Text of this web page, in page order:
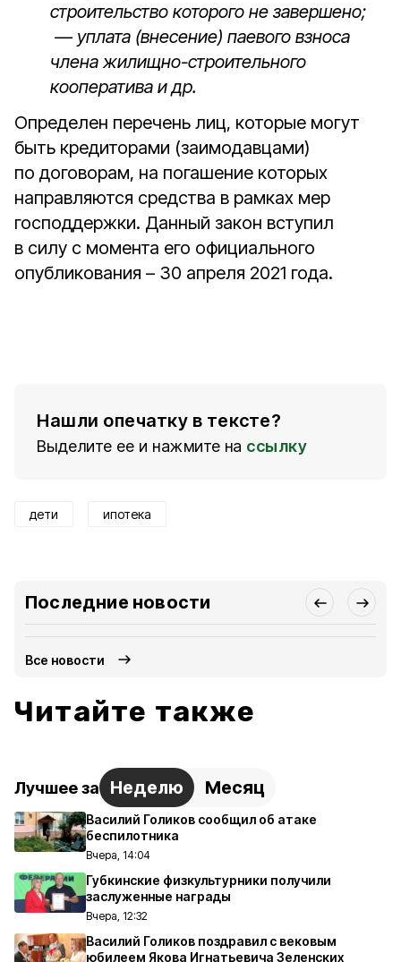
строительство которого не завершено;
— уплата (внесение) паевого взноса
члена жилищно-строительного
кооператива и др.
Определен перечень лиц, которые могут
быть кредиторами (заимодавцами)
по договорам, на погашение которых
направляются средства в рамках мер
господдержки. Данный закон вступил
в силу с момента его официального
опубликования – 30 апреля 2021 года.
Нашли опечатку в тексте?
Выделите ее и нажмите на ссылку
дети ипотека
Последние новости
Все новости
Читайте также
Лучшее за Неделю Месяц
Василий Голиков сообщил об атаке
беспилотника
Вчера, 14:04
Губкинские физкультурники получили
заслуженные награды
Вчера, 12:32
Василий Голиков поздравил с вековым
юбилеем Якова Игнатьевича Зеленских